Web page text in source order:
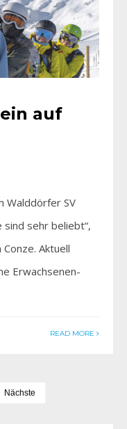
auf
Walddörfer SV
sind sehr beliebt“,
Aktuell
Erwachsenen-
READ MORE
Nächste